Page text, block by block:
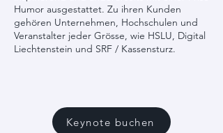
Humor ausgestattet. Zu ihren Kunden
gehören Unternehmen, Hochschulen und
Veranstalter jeder Grösse, wie HSLU, Digital
Liechtenstein und SRF / Kassensturz.
Keynote buchen